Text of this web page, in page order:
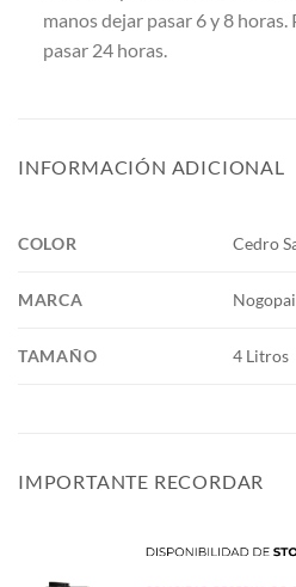
manos dejar pasar 6 y 8
pasar 24 horas.
INFORMACIÓN ADICIONAL
COLOR Cedro
MARCA
TAMAÑO 4 Litros
IMPORTANTE RECORDAR